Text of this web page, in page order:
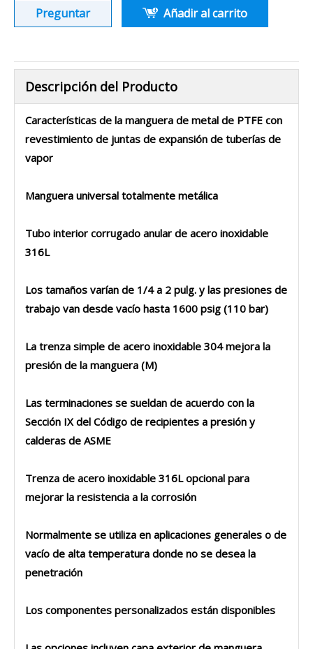
Preguntar Añadir al carrito
Descripción del Producto
Características de la manguera de metal de PTFE con
revestimiento de juntas de expansión de tuberías de
vapor
Manguera universal totalmente metálica
Tubo interior corrugado anular de acero inoxidable
316L
Los tamaños varían de 1/4 a 2 pulg. y las presiones de
trabajo van desde vacío hasta 1600 psig (110 bar)
La trenza simple de acero inoxidable 304 mejora la
presión de la manguera (M)
Las terminaciones se sueldan de acuerdo con la
Sección IX del Código de recipientes a presión y
calderas de ASME
Trenza de acero inoxidable 316L opcional para
mejorar la resistencia a la corrosión
Normalmente se utiliza en aplicaciones generales o de
vacío de alta temperatura donde no se desea la
penetración
Los componentes personalizados están disponibles